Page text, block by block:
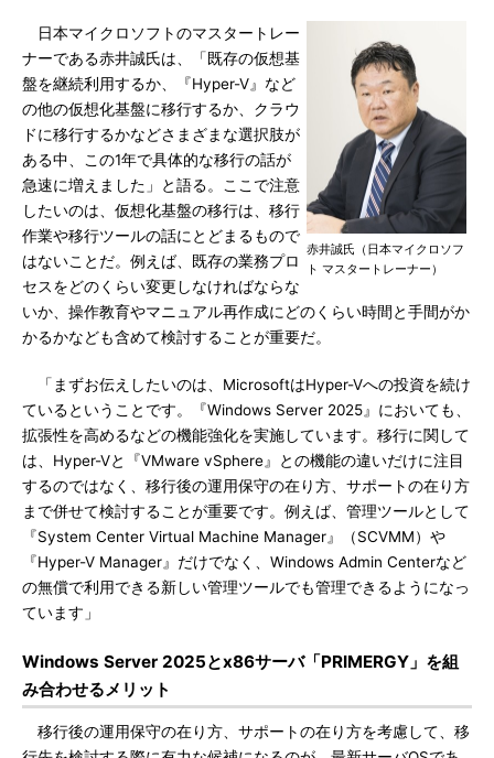
赤井誠氏（日本マイクロソフ
ト マスタートレーナー）
日本マイクロソフトのマスタートレー
ナーである赤井誠氏は、「既存の仮想基
盤を継続利用するか、『Hyper-V』など
の他の仮想化基盤に移行するか、クラウ
ドに移行するかなどさまざまな選択肢が
ある中、この1年で具体的な移行の話が
急速に増えました」と語る。ここで注意
したいのは、仮想化基盤の移行は、移行
作業や移行ツールの話にとどまるもので
はないことだ。例えば、既存の業務プロ
セスをどのくらい変更しなければならな
いか、操作教育やマニュアル再作成にどのくらい時間と手間がか
かるかなども含めて検討することが重要だ。
「まずお伝えしたいのは、MicrosoftはHyper-Vへの投資を続け
ているということです。『Windows Server 2025』においても、
拡張性を高めるなどの機能強化を実施しています。移行に関して
は、Hyper-Vと『VMware vSphere』との機能の違いだけに注目
するのではなく、移行後の運用保守の在り方、サポートの在り方
まで併せて検討することが重要です。例えば、管理ツールとして
『System Center Virtual Machine Manager』（SCVMM）や
『Hyper-V Manager』だけでなく、Windows Admin Centerなど
の無償で利用できる新しい管理ツールでも管理できるようになっ
ています」
Windows Server 2025とx86サーバ「PRIMERGY」を組
み合わせるメリット
移行後の運用保守の在り方、サポートの在り方を考慮して、移